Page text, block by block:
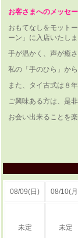
お客さまへのメッセ
おもてなしをモット
ーン」に入店いたしま
手が温かく、声が癒さ
私の「手のひら」か
また、タイ古式は８
ご興味ある方は、是
お会い出来ることを
08/09(日) 08/10(
未定 未定